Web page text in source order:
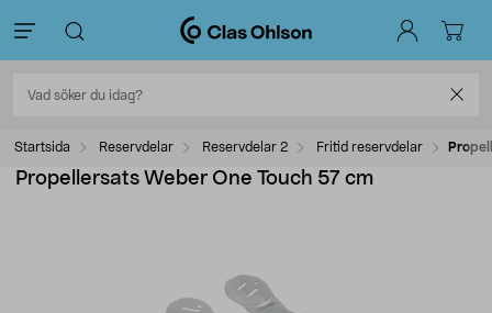
Startsida Reservdelar Reservdelar 2 Fritid reservdelar
Propellersats Weber One Touch 57 cm